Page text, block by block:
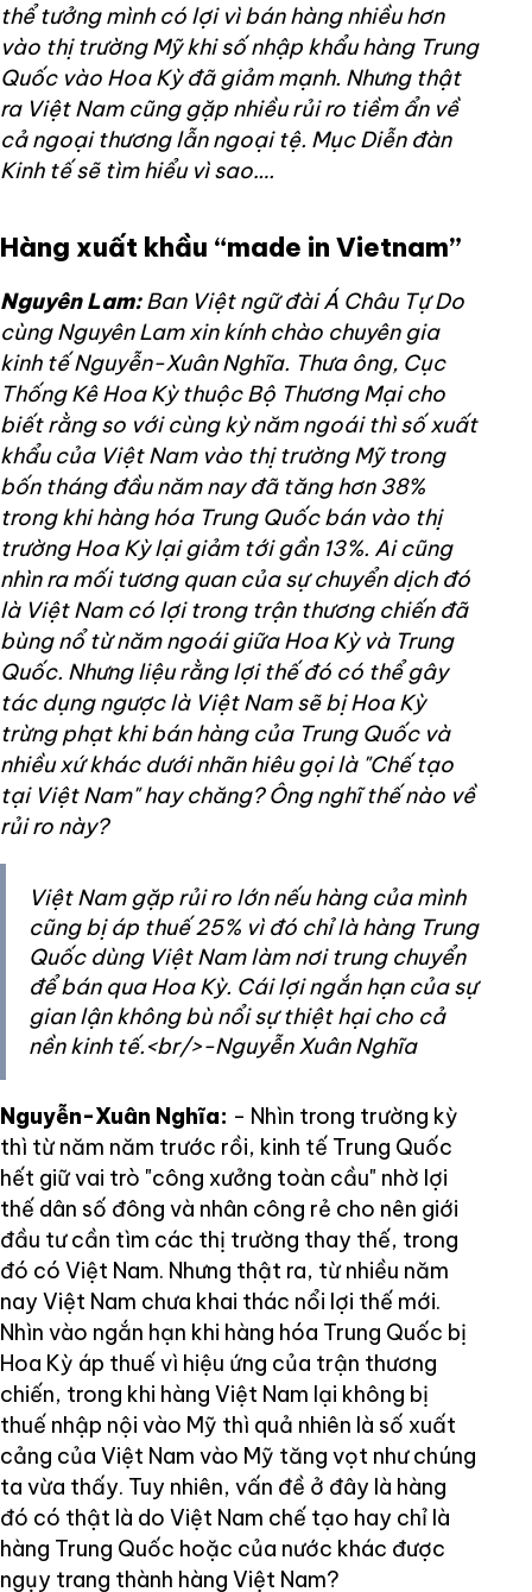
thể tưởng mình có lợi vì bán hàng nhiều hơn
vào thị trường Mỹ khi số nhập khẩu hàng Trung
Quốc vào Hoa Kỳ đã giảm mạnh. Nhưng thật
ra Việt Nam cũng gặp nhiều rủi ro tiềm ẩn về
cả ngoại thương lẫn ngoại tệ. Mục Diễn đàn
Kinh tế sẽ tìm hiểu vì sao….
Hàng xuất khầu “made in Vietnam”
Nguyên Lam: Ban Việt ngữ đài Á Châu Tự Do
cùng Nguyên Lam xin kính chào chuyên gia
kinh tế Nguyễn-Xuân Nghĩa. Thưa ông, Cục
Thống Kê Hoa Kỳ thuộc Bộ Thương Mại cho
biết rằng so với cùng kỳ năm ngoái thì số xuất
khẩu của Việt Nam vào thị trường Mỹ trong
bốn tháng đầu năm nay đã tăng hơn 38%
trong khi hàng hóa Trung Quốc bán vào thị
trường Hoa Kỳ lại giảm tới gần 13%. Ai cũng
nhìn ra mối tương quan của sự chuyển dịch đó
là Việt Nam có lợi trong trận thương chiến đã
bùng nổ từ năm ngoái giữa Hoa Kỳ và Trung
Quốc. Nhưng liệu rằng lợi thế đó có thể gây
tác dụng ngược là Việt Nam sẽ bị Hoa Kỳ
trừng phạt khi bán hàng của Trung Quốc và
nhiều xứ khác dưới nhãn hiêu gọi là "Chế tạo
tại Việt Nam" hay chăng? Ông nghĩ thế nào về
rủi ro này?
Việt Nam gặp rủi ro lớn nếu hàng của mình
cũng bị áp thuế 25% vì đó chỉ là hàng Trung
Quốc dùng Việt Nam làm nơi trung chuyển
để bán qua Hoa Kỳ. Cái lợi ngắn hạn của sự
gian lận không bù nổi sự thiệt hại cho cả
nền kinh tế.<br/>-Nguyễn Xuân Nghĩa
Nguyễn-Xuân Nghĩa: - Nhìn trong trường kỳ
thì từ năm năm trước rồi, kinh tế Trung Quốc
hết giữ vai trò "công xưởng toàn cầu" nhờ lợi
thế dân số đông và nhân công rẻ cho nên giới
đầu tư cần tìm các thị trường thay thế, trong
đó có Việt Nam. Nhưng thật ra, từ nhiều năm
nay Việt Nam chưa khai thác nổi lợi thế mới.
Nhìn vào ngắn hạn khi hàng hóa Trung Quốc bị
Hoa Kỳ áp thuế vì hiệu ứng của trận thương
chiến, trong khi hàng Việt Nam lại không bị
thuế nhập nội vào Mỹ thì quả nhiên là số xuất
cảng của Việt Nam vào Mỹ tăng vọt như chúng
ta vừa thấy. Tuy nhiên, vấn đề ở đây là hàng
đó có thật là do Việt Nam chế tạo hay chỉ là
hàng Trung Quốc hoặc của nước khác được
ngụy trang thành hàng Việt Nam?